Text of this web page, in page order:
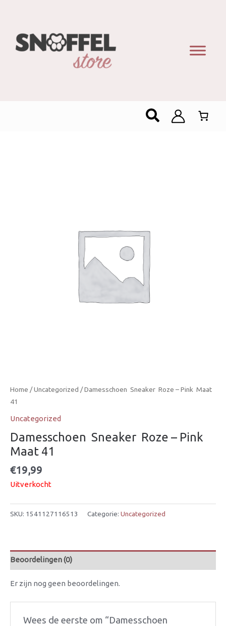
Zoeken
Home /Uncategorized / Damesschoen  Sneaker  Roze – Pink  Maat
41
Uncategorized
Damesschoen  Sneaker  Roze – Pink 
Maat 41
€19,99
Uitverkocht
SKU: 1541127116513 Categorie: Uncategorized
Beoordelingen (0)
Er zijn nog geen beoordelingen.
Wees de eerste om “Damesschoen 